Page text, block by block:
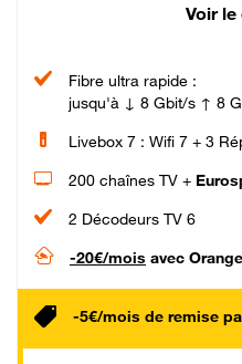
Voir
Fibre ultra rapide :
jusqu'à ↓ 8 Gbit/s ↑ 8
Livebox 7 : Wifi 7 + 3
200 chaînes TV +
2 Décodeurs TV 6
-20€/mois avec
-5€/mois de remise